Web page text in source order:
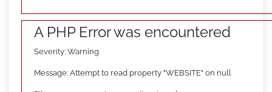
A PHP Error was encountered
Severity: Warning
Message: Attempt to read property "WEBSITE" on null